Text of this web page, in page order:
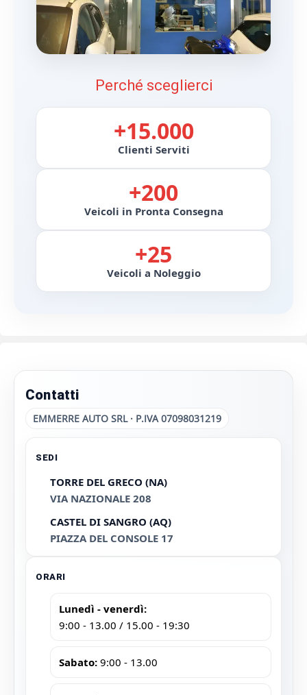
Perché sceglierci
+15.000
Clienti Serviti
+200
Veicoli in Pronta Consegna
+25
Veicoli a Noleggio
Contatti
EMMERRE AUTO SRL · P.IVA 07098031219
SEDI
TORRE DEL GRECO (NA)
VIA NAZIONALE 208
CASTEL DI SANGRO (AQ)
PIAZZA DEL CONSOLE 17
ORARI
Lunedì - venerdì:
9:00 - 13.00 / 15.00 - 19:30
Sabato: 9:00 - 13.00